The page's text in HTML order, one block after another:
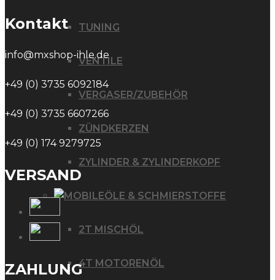
TUNING
VENTILE
VERGASER/ZUBEHÖR
ZÜNDKERZEN
ZYLINDER & ZYLINDERKOPF
ÖLE & SCHMIERSTOFFE
2T MISCHÖL
4T MOTORENÖL
Kontakt
info@mxshop-ihle.de
+49 (0) 3735 6092184
+49 (0) 3735 6607266
+49 (0) 174 9279725
VERSAND
ZAHLUNG